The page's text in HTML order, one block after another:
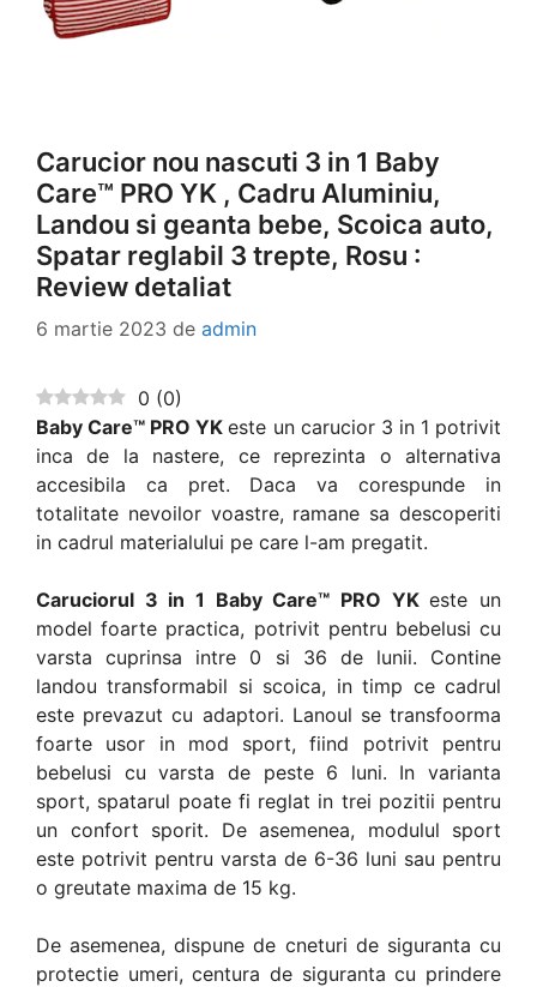
Carucior nou nascuti 3 in 1 Baby
Care™ PRO YK , Cadru Aluminiu,
Landou si geanta bebe, Scoica auto,
Spatar reglabil 3 trepte, Rosu :
Review detaliat
6 martie 2023 de admin
0 (0)
Baby Care™ PRO YKeste un carucior 3 in 1 potrivit
inca de la nastere, ce reprezinta o alternativa
accesibila ca pret. Daca va corespunde in
totalitate nevoilor voastre, ramane sa descoperiti
in cadrul materialului pe care l-am pregatit.
Caruciorul 3 in 1 Baby Care™ PRO YKeste un
model foarte practica, potrivit pentru bebelusi cu
varsta cuprinsa intre 0 si 36 de lunii. Contine
landou transformabil si scoica, in timp ce cadrul
este prevazut cu adaptori. Lanoul se transfoorma
foarte usor in mod sport, fiind potrivit pentru
bebelusi cu varsta de peste 6 luni. In varianta
sport, spatarul poate fi reglat in trei pozitii pentru
un confort sporit. De asemenea, modulul sport
este potrivit pentru varsta de 6-36 luni sau pentru
o greutate maxima de 15 kg.
De asemenea, dispune de cneturi de siguranta cu
protectie umeri, centura de siguranta cu prindere